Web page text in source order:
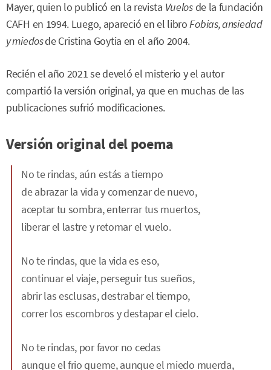
Mayer, quien lo publicó en la revista Vuelosde la fundación
CAFH en 1994. Luego, apareció en el libroFobias, ansiedad
y miedosde Cristina Goytia en el año 2004.
Recién el año 2021 se develó el misterio y el autor
compartió la versión original, ya que en muchas de las
publicaciones sufrió modificaciones.
Versión original del poema
No te rindas, aún estás a tiempo
de abrazar la vida y comenzar de nuevo,
aceptar tu sombra, enterrar tus muertos,
liberar el lastre y retomar el vuelo.
No te rindas, que la vida es eso,
continuar el viaje, perseguir tus sueños,
abrir las esclusas, destrabar el tiempo,
correr los escombros y destapar el cielo.
No te rindas, por favor no cedas
aunque el frio queme, aunque el miedo muerda,